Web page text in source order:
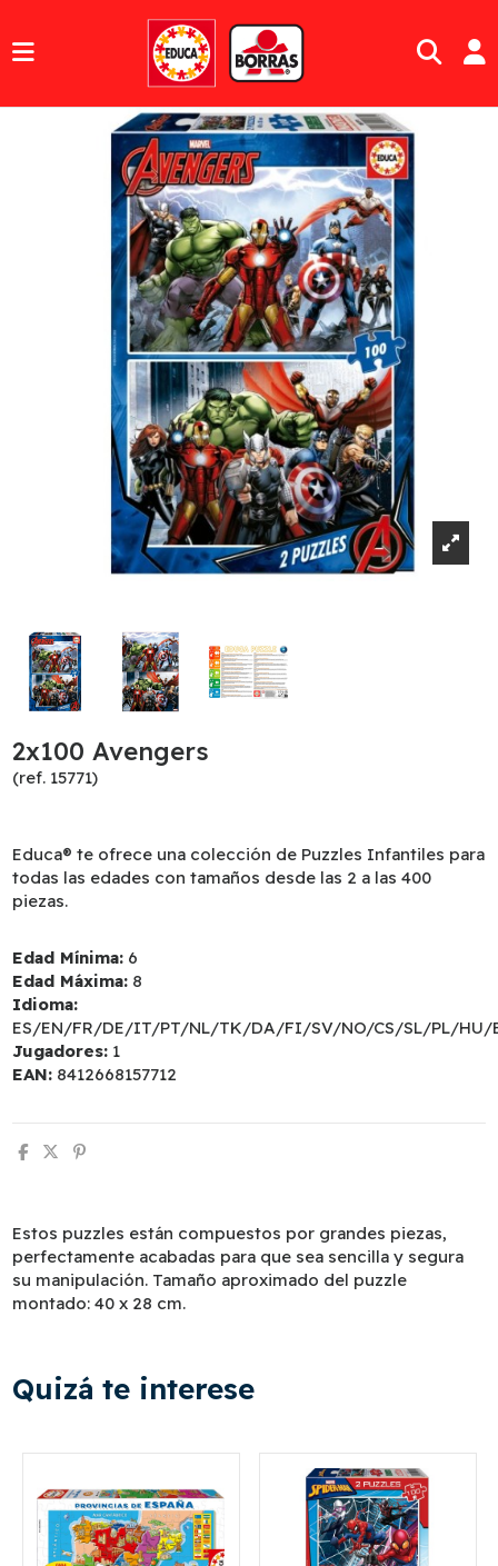
2x100 Avengers
(ref. 15771)
Educa® te ofrece una colección de Puzzles Infantiles para
todas las edades con tamaños desde las 2 a las 400
piezas.
Edad Mínima: 6
Edad Máxima: 8
Idioma:
ES/EN/FR/DE/IT/PT/NL/TK/DA/FI/SV/NO/CS/SL/PL/HU/
Jugadores: 1
EAN: 8412668157712
Estos puzzles están compuestos por grandes piezas,
perfectamente acabadas para que sea sencilla y segura
su manipulación. Tamaño aproximado del puzzle
montado: 40 x 28 cm.
Quizá te interese